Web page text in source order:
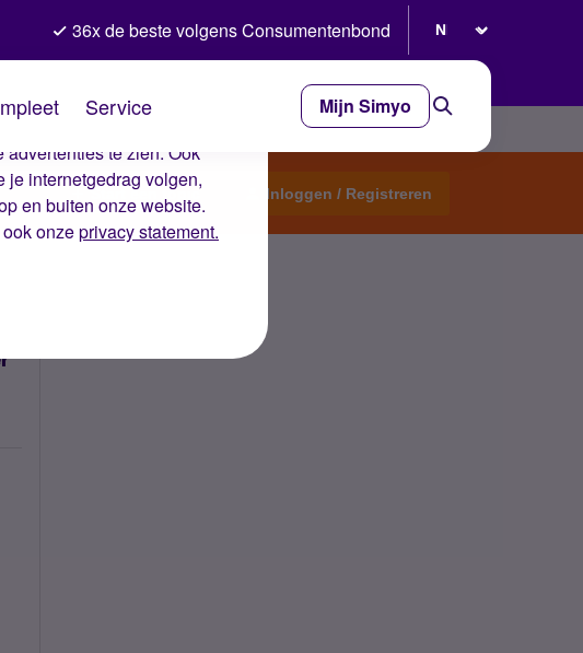
dat je ervaring op de
te zien. Ook
je internetgedrag volgen,
en buiten onze website.
onzeprivacy statement.
36x de beste volgens Consumentenbond
Service Mijn Simyo
Start een topic Inloggen / Registreren